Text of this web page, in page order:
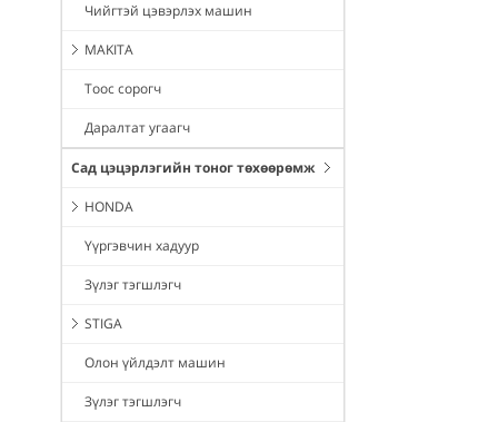
Чийгтэй цэвэрлэх машин
MAKITA
Тоос сорогч
Даралтат угаагч
Сад цэцэрлэгийн тоног төхөөрөмж
HONDA
Үүргэвчин хадуур
Зүлэг тэгшлэгч
STIGA
Олон үйлдэлт машин
Зүлэг тэгшлэгч